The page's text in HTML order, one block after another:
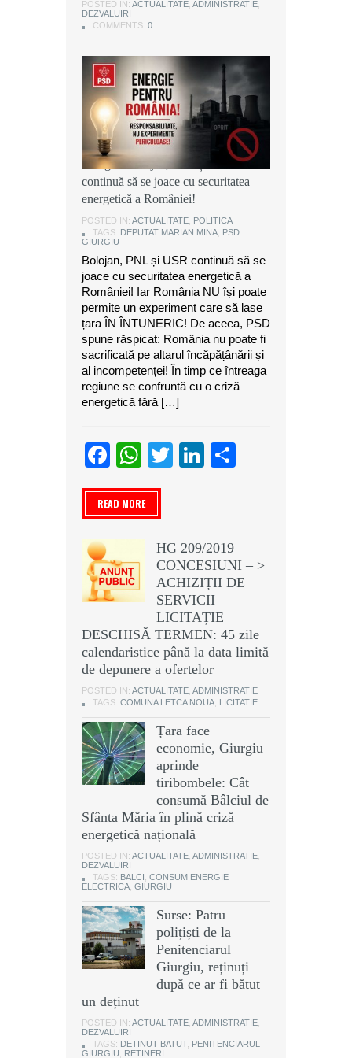
POSTED IN: ACTUALITATE ADMINISTRATIE
DEZVALUIRI
COMMENTS: 0
POSTED IN: ACTUALITATE ADMINISTRATIE
DEZVALUIRI
COMMENTS: 0
POSTED IN: ACTUALITATE ADMINISTRATIE
DEZVALUIRI
COMMENTS: 0
Marian Mina, deputat PSD de
Giurgiu: Bolojan, PNL și USR
continuă să se joace cu securitatea
energetică a României!
POSTED IN: ACTUALITATE POLITICA
TAGS: DEPUTAT MARIAN MINA PSD
GIURGIU
Bolojan, PNL și USR continuă să se
joace cu securitatea energetică a
României! Iar România NU își poate
permite un experiment care să lase
țara ÎN ÎNTUNERIC! De aceea, PSD
spune răspicat: România nu poate fi
sacrificată pe altarul încăpățânării și
al incompetenței! În timp ce întreaga
regiune se confruntă cu o criză
energetică fără […]
Facebook
WhatsApp
TwitterLinkedIn
READ MORE
HG 209/2019 –
CONCESIUNI – >
ACHIZIȚII DE
SERVICII –
LICITAȚIE
DESCHISĂ TERMEN: 45 zile
calendaristice până la data limită
de depunere a ofertelor
POSTED IN: ACTUALITATE ADMINISTRATIE
TAGS: COMUNA LETCA NOUA LICITATIE
Țara face
economie, Giurgiu
aprinde
tiribombele: Cât
consumă Bâlciul de
Sfânta Măria în plină criză
energetică națională
POSTED IN: ACTUALITATE ADMINISTRATIE
DEZVALUIRI
TAGS: BALCI CONSUM ENERGIE
ELECTRICA GIURGIU
Surse: Patru
polițiști de la
Penitenciarul
Giurgiu, reținuți
după ce ar fi bătut
un deținut
POSTED IN: ACTUALITATE ADMINISTRATIE
DEZVALUIRI
TAGS: DETINUT BATUT, PENITENCIARUL
GIURGIU
RETINERI